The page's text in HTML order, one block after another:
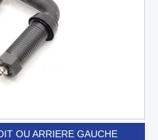
OU ARRIERE GAUCHE